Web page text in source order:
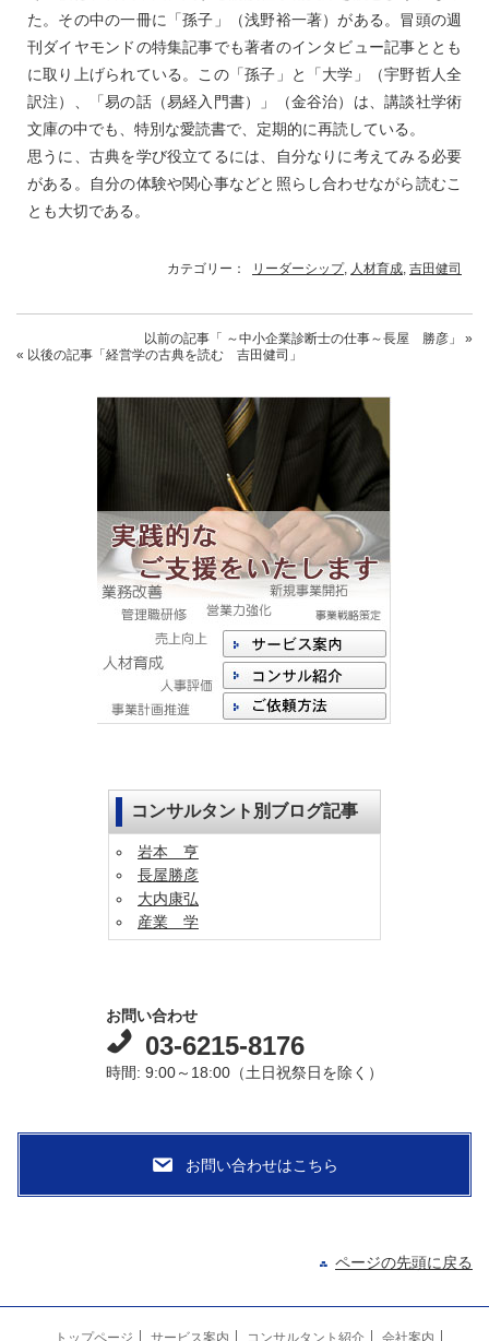
た。その中の一冊に「孫子」（浅野裕一著）がある。冒頭の週
刊ダイヤモンドの特集記事でも著者のインタビュー記事ととも
に取り上げられている。この「孫子」と「大学」（宇野哲人全
訳注）、「易の話（易経入門書）」（金谷治）は、講談社学術
文庫の中でも、特別な愛読書で、定期的に再読している。
思うに、古典を学び役立てるには、自分なりに考えてみる必要
がある。自分の体験や関心事などと照らし合わせながら読むこ
とも大切である。
カテゴリー： リーダーシップ, 人材育成 吉田健司
以前の記事 「 ～中小企業診断士の仕事～長屋 勝彦」
»
« 以後の記事 「経営学の古典を読む 吉田健司」
コンサルタント別ブログ記事
岩本 亨
長屋勝彦
大内康弘
産業 学
お問い合わせ
03-6215-8176
時間: 9:00～18:00（土日祝祭日を除く）
ページの先頭に戻る
トップページ サービス案内 コンサルタント紹介 会社案内